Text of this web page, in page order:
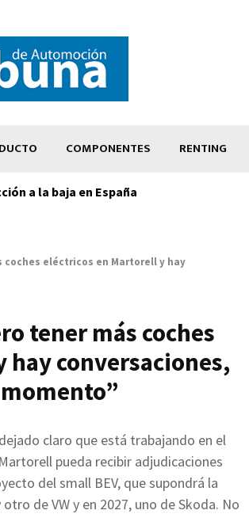
COMPONENTES RENTING
a la baja en España
eléctricos en Martorell y hay
tener más coches
conversaciones,
claro que está trabajando en el
pueda recibir adjudicaciones
del small BEV, que supondrá la
de VW y en 2027, uno de Skoda. No